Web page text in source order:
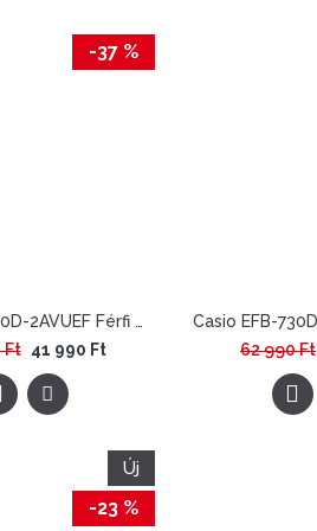
-37 %
Casio EFB-730D-2AVUEF Férfi Karóra - Edifice Sapphire
Ft 41 990 Ft
62 990 Ft
Új
-23 %